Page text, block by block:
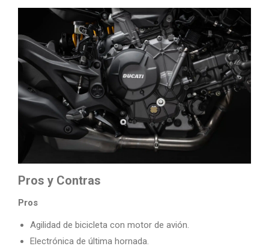
Pros y Contras
Pros
Agilidad de bicicleta con motor de avión.
Electrónica de última hornada.